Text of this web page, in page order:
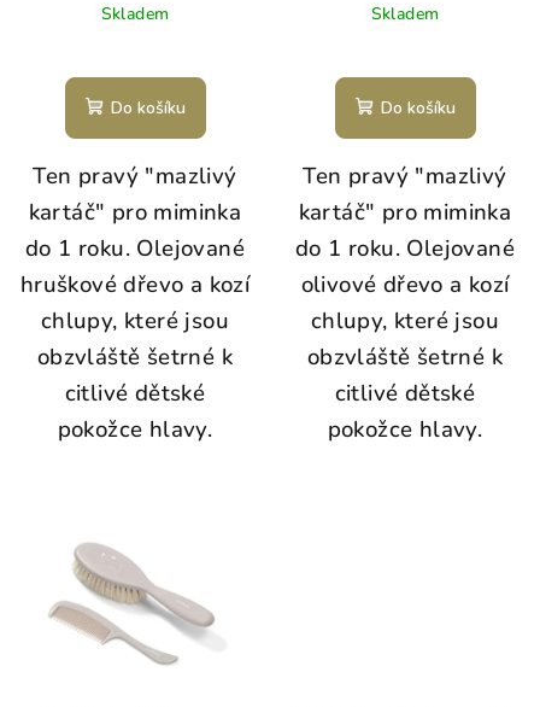
Skladem
Do košíku
Ten pravý "mazlivý
kartáč" pro miminka
do 1 roku. Olejované
hruškové dřevo a kozí
chlupy, které jsou
obzvláště šetrné k
citlivé dětské
pokožce hlavy.
Skladem
Do košíku
Ten pravý "mazlivý
kartáč" pro miminka
do 1 roku. Olejované
olivové dřevo a kozí
chlupy, které jsou
obzvláště šetrné k
citlivé dětské
pokožce hlavy.